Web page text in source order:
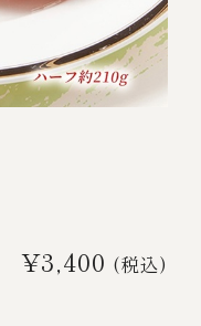
¥3,400 (税込)